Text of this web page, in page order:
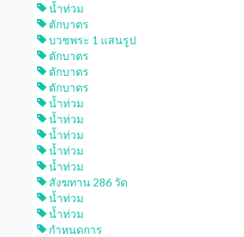
น้ำท่วม
ตักบาตร
บวชพระ 1 แสนรูป
ตักบาตร
ตักบาตร
ตักบาตร
น้ำท่วม
น้ำท่วม
น้ำท่วม
น้ำท่วม
น้ำท่วม
สังฆทาน 286 วัด
น้ำท่วม
น้ำท่วม
กำหนดการ